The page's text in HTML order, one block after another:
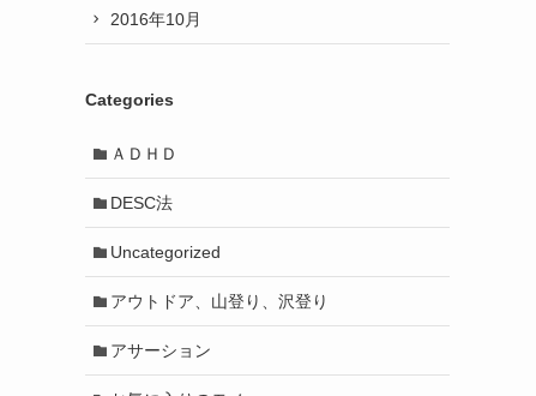
2016年10月
Categories
ＡＤＨＤ
DESC法
Uncategorized
アウトドア、山登り、沢登り
アサーション